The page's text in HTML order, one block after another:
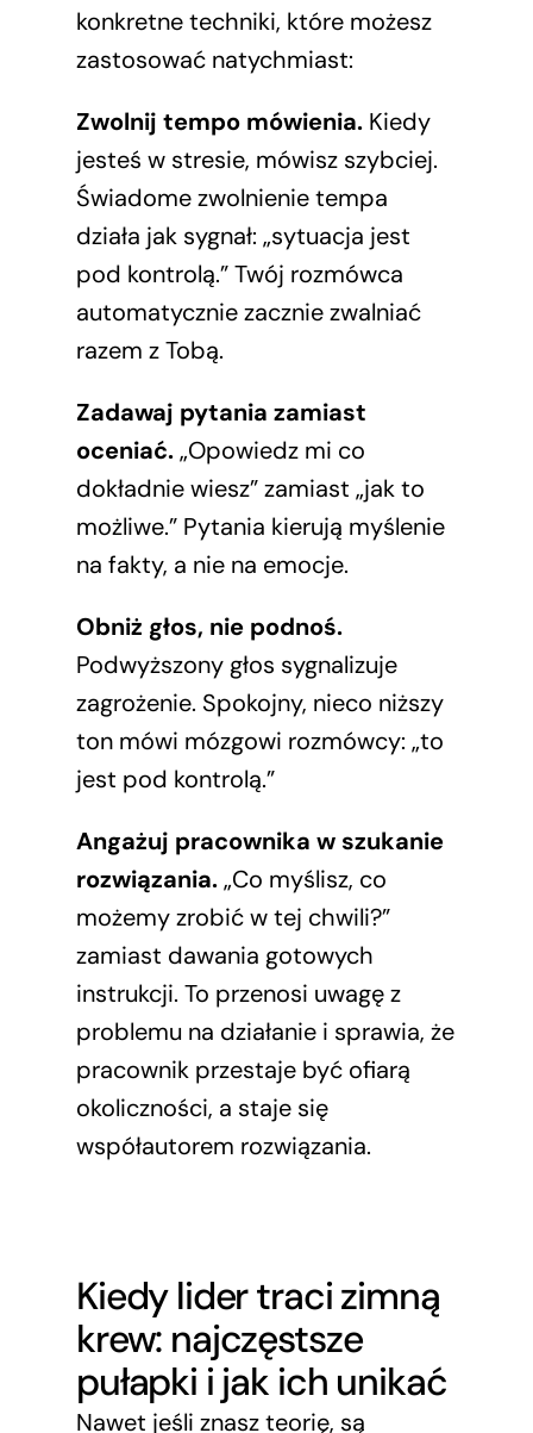
konkretne techniki, które możesz
zastosować natychmiast:
Zwolnij tempo mówienia.Kiedy
jesteś w stresie, mówisz szybciej.
Świadome zwolnienie tempa
działa jak sygnał: „sytuacja jest
pod kontrolą.” Twój rozmówca
automatycznie zacznie zwalniać
razem z Tobą.
Zadawaj pytania zamiast
oceniać.„Opowiedz mi co
dokładnie wiesz” zamiast „jak to
możliwe.” Pytania kierują myślenie
na fakty, a nie na emocje.
Obniż głos, nie podnoś.
Podwyższony głos sygnalizuje
zagrożenie. Spokojny, nieco niższy
ton mówi mózgowi rozmówcy: „to
jest pod kontrolą.”
Angażuj pracownika w szukanie
rozwiązania.„Co myślisz, co
możemy zrobić w tej chwili?”
zamiast dawania gotowych
instrukcji. To przenosi uwagę z
problemu na działanie i sprawia, że
pracownik przestaje być ofiarą
okoliczności, a staje się
współautorem rozwiązania.
Kiedy lider traci zimną
krew: najczęstsze
pułapki i jak ich unikać
Nawet jeśli znasz teorię, są